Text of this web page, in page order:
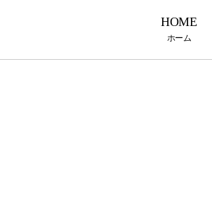
HOME
ホーム